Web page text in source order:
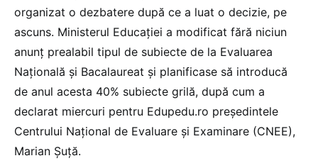
organizat o dezbatere după ce a luat o decizie, pe
ascuns. Ministerul Educației a modificat fără niciun
anunț prealabil tipul de subiecte de la Evaluarea
Națională și Bacalaureat și planificase să introducă
de anul acesta 40% subiecte grilă, după cum a
declarat miercuri pentru Edupedu.ro președintele
Centrului Naţional de Evaluare şi Examinare (CNEE),
Marian Șuță.